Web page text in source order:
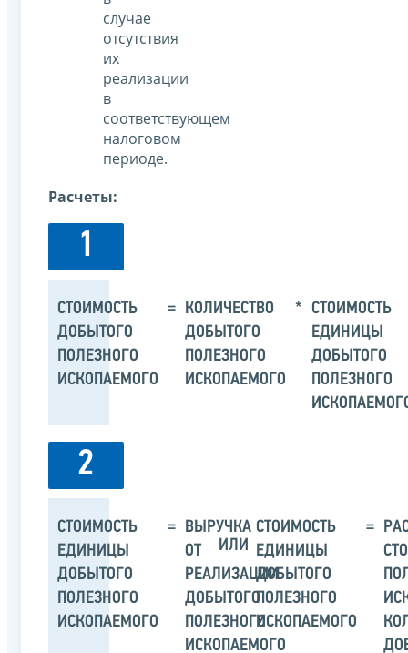
случае
отсутствия
их
реализации
в
соответствующем
налоговом
периоде.
Расчеты:
1
СТОИМОСТЬ
ДОБЫТОГО
ПОЛЕЗНОГО
ИСКОПАЕМОГО
= КОЛИЧЕСТВО
ДОБЫТОГО
ПОЛЕЗНОГО
ИСКОПАЕМОГО
*
СТОИМОСТЬ
ЕДИНИЦЫ
ДОБЫТОГО
ПОЛЕЗНОГО
2
СТОИМОСТЬ
ЕДИНИЦЫ
ДОБЫТОГО
ПОЛЕЗНОГО
ИСКОПАЕМОГО
= ВЫРУЧКА
ОТ
РЕАЛИЗАЦИИ
ДОБЫТОГО
ПОЛЕЗНОГО
ИСКОПАЕМОГО
ИЛИ
СТОИМОСТЬ
ЕДИНИЦЫ
ДОБЫТОГО
ПОЛЕЗНОГО
ИСКОПАЕМОГО
=